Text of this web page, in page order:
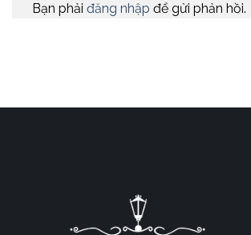
Bạn phải đăng nhập để gửi phản hồi.